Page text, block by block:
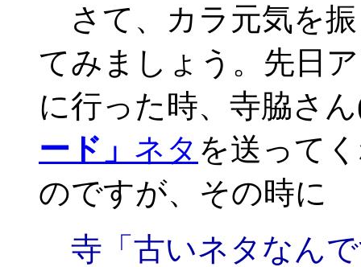
さて、カラ元気を
てみましょう。先日
に行った時、寺脇さ
ード」 ネタ を送って
のですが、その時に
寺「古いネタなん